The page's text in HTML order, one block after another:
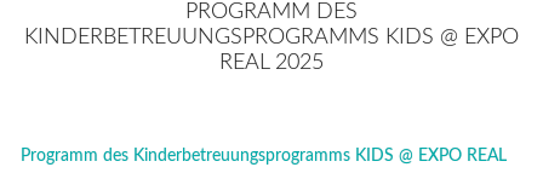
PROGRAMM DES
KINDERBETREUUNGSPROGRAMMS KIDS @ EXPO
REAL 2025
Programm des Kinderbetreuungsprogramms KIDS @ EXPO REAL